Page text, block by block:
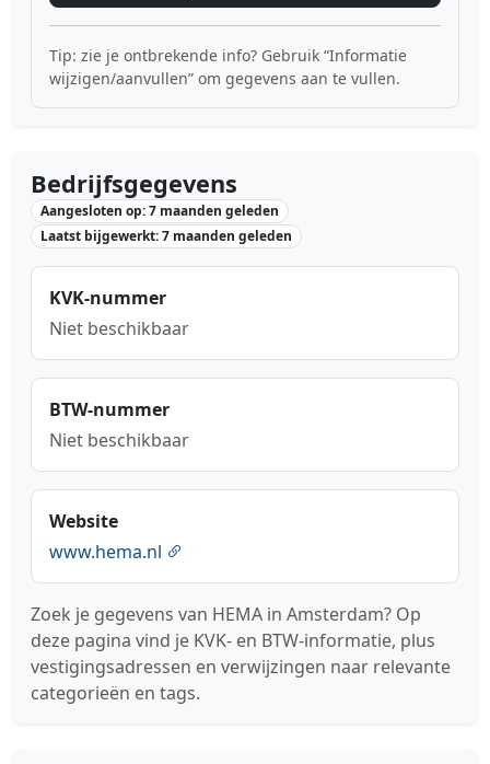
Tip: zie je ontbrekende info? Gebruik “Informatie
wijzigen/aanvullen” om gegevens aan te vullen.
Bedrijfsgegevens
Aangesloten op: 7 maanden geleden
Laatst bijgewerkt: 7 maanden geleden
KVK-nummer
Niet beschikbaar
BTW-nummer
Niet beschikbaar
Website
www.hema.nl
Zoek je gegevens van HEMA in Amsterdam? Op
deze pagina vind je KVK- en BTW-informatie, plus
vestigingsadressen en verwijzingen naar relevante
categorieën en tags.